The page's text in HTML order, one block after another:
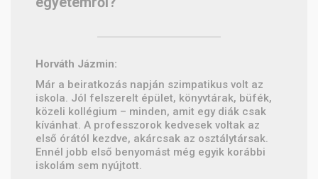
Horváth Jázmin:
Már a beiratkozás napján szimpatikus volt az
iskola. Jól felszerelt épület, könyvtárak, büfék,
közeli kollégium – minden, amit egy diák csak
kívánhat. A professzorok kedvesek voltak az
első órától kezdve, akárcsak az osztálytársak.
Ennél jobb első benyomást még egyik korábbi
iskolám sem nyújtott.